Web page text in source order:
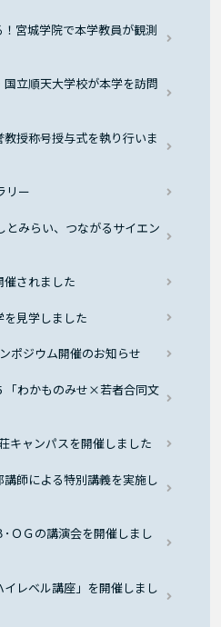
宮城学院で本学教員が観測
立順天大学校が本学を訪問
授称号授与式を執り行いま
リー
みらい、つながるサイエン
されました
見学しました
ポジウム開催のお知らせ
「わかものみせ×若者合同文
キャンパスを開催しました
講師による特別講義を実施し
ＯＧの講演会を開催しまし
レベル講座」を開催しまし